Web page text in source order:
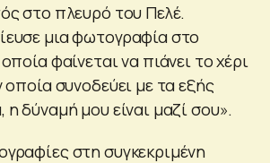
στο πλευρό του Πελέ.
μια φωτογραφία στο
φαίνεται να πιάνει το χέρι
οποία συνοδεύει με τα εξής
δύναμή μου είναι μαζί σου».
στη συγκεκριμένη